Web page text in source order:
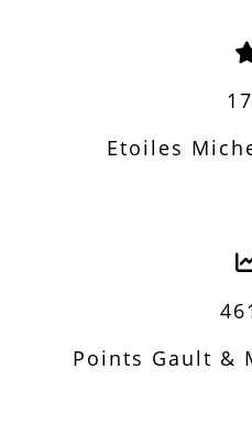
Etoiles
Points Gault &